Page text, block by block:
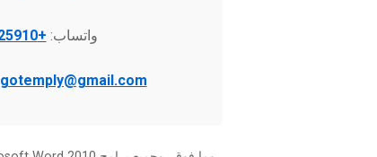
واتساب: +37253725910
gotemply@gmail.com